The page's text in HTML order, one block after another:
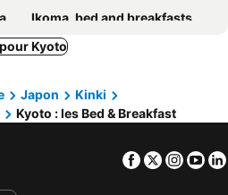
Ikoma, bed and breakfasts
Suita, bed and breakfasts
Higashiosaka, bed and breakfasts
Yamatokoriyama, bed and breakfasts
Kyoto
Japon
Kinki
Kyoto : les Bed & Breakfast
Facebook
Twitter